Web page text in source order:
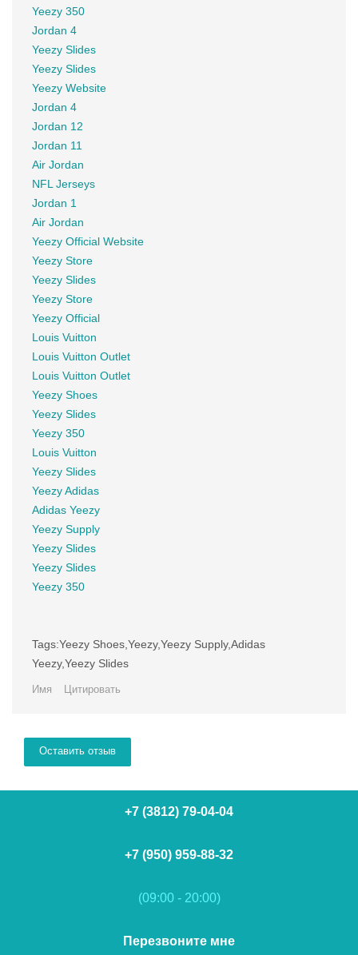
Yeezy 350
Jordan 4
Yeezy Slides
Yeezy Slides
Yeezy Website
Jordan 4
Jordan 12
Jordan 11
Air Jordan
NFL Jerseys
Jordan 1
Air Jordan
Yeezy Official Website
Yeezy Store
Yeezy Slides
Yeezy Store
Yeezy Official
Louis Vuitton
Louis Vuitton Outlet
Louis Vuitton Outlet
Yeezy Shoes
Yeezy Slides
Yeezy 350
Louis Vuitton
Yeezy Slides
Yeezy Adidas
Adidas Yeezy
Yeezy Supply
Yeezy Slides
Yeezy Slides
Yeezy 350
Tags:Yeezy Shoes,Yeezy,Yeezy Supply,Adidas
Yeezy,Yeezy Slides
Имя Цитировать
Оставить отзыв
+7 (3812) 79-04-04
+7 (950) 959-88-32
(09:00 - 20:00)
Перезвоните мне